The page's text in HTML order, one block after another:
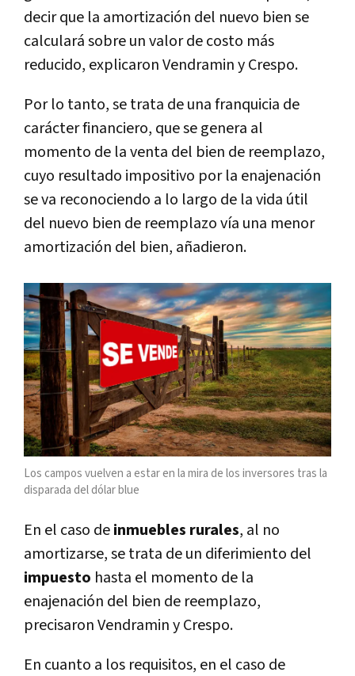
decir que la amortización del nuevo bien se
calculará sobre un valor de costo más
reducido, explicaron Vendramin y Crespo.
Por lo tanto, se trata de una franquicia de
carácter financiero, que se genera al
momento de la venta del bien de reemplazo,
cuyo resultado impositivo por la enajenación
se va reconociendo a lo largo de la vida útil
del nuevo bien de reemplazo vía una menor
amortización del bien, añadieron.
Los campos vuelven a estar en la mira de los inversores tras la
disparada del dólar blue
En el caso deinmuebles rurales, al no
amortizarse, se trata de un diferimiento del
impuesto hasta el momento de la
enajenación del bien de reemplazo,
precisaron Vendramin y Crespo.
En cuanto a los requisitos, en el caso de